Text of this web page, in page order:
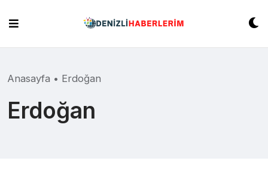
content
Anasayfa • Erdoğan
Erdoğan